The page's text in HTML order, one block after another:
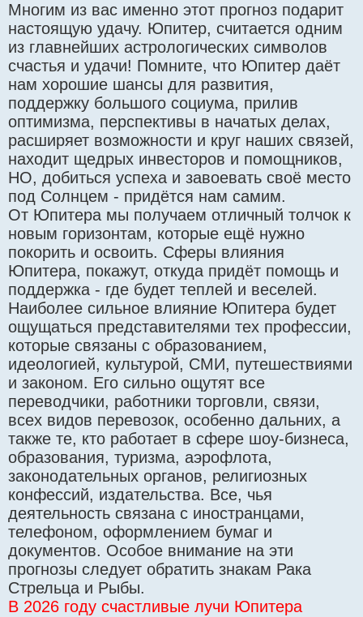
Многим из вас именно этот прогноз подарит
настоящую удачу. Юпитер, считается одним
из главнейших астрологических символов
счастья и удачи! Помните, что Юпитер даёт
нам хорошие шансы для развития,
поддержку большого социума, прилив
оптимизма, перспективы в начатых делах,
расширяет возможности и круг наших связей,
находит щедрых инвесторов и помощников,
НО, добиться успеха и завоевать своё место
под Солнцем - придётся нам самим.
От Юпитера мы получаем отличный толчок к
новым горизонтам, которые ещё нужно
покорить и освоить. Сферы влияния
Юпитера, покажут, откуда придёт помощь и
поддержка - где будет теплей и веселей.
Наиболее сильное влияние Юпитера будет
ощущаться представителями тех профессии,
которые связаны с образованием,
идеологией, культурой, СМИ, путешествиями
и законом. Его сильно ощутят все
переводчики, работники торговли, связи,
всех видов перевозок, особенно дальних, а
также те, кто работает в сфере шоу-бизнеса,
образования, туризма, аэрофлота,
законодательных органов, религиозных
конфессий, издательства. Все, чья
деятельность связана с иностранцами,
телефоном, оформлением бумаг и
документов. Особое внимание на эти
прогнозы следует обратить знакам Рака
Стрельца и Рыбы.
В 2026 году счастливые лучи Юпитера